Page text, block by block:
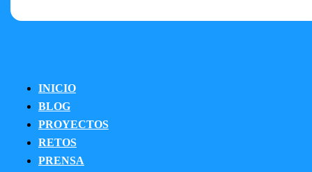
INICIO
BLOG
PROYECTOS
RETOS
PRENSA